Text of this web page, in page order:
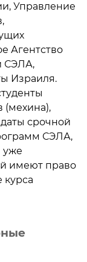
Управление
Агентство
СЭЛА,
Израиля.
(мехина),
срочной
СЭЛА,
уже
имеют право
курса